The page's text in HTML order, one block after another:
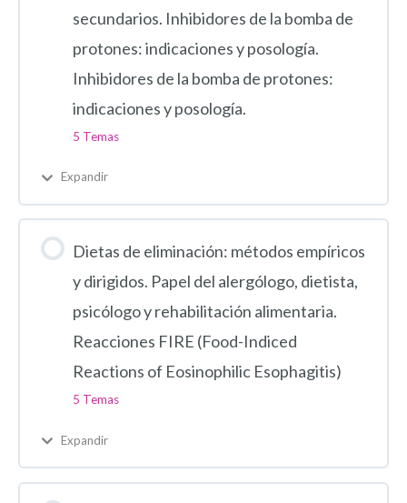
secundarios. Inhibidores de la bomba de
protones: indicaciones y posología.
Inhibidores de la bomba de protones:
indicaciones y posología.
5 Temas
Expandir
Dietas de eliminación: métodos empíricos
y dirigidos. Papel del alergólogo, dietista,
psicólogo y rehabilitación alimentaria.
Reacciones FIRE (Food-Indiced
Reactions of Eosinophilic Esophagitis)
5 Temas
Expandir